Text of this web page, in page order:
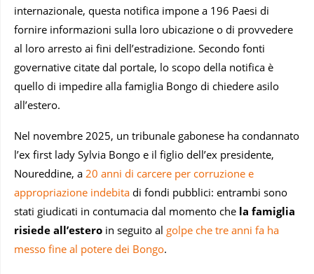
internazionale, questa notifica impone a 196 Paesi di
fornire informazioni sulla loro ubicazione o di provvedere
al loro arresto ai fini dell’estradizione. Secondo fonti
governative citate dal portale, lo scopo della notifica è
quello di impedire alla famiglia Bongo di chiedere asilo
all’estero.
Nel novembre 2025, un tribunale gabonese ha condannato
l’ex first lady Sylvia Bongo e il figlio dell’ex presidente,
Noureddine, a 20 anni di carcere per corruzione e
appropriazione indebita di fondi pubblici: entrambi sono
stati giudicati in contumacia dal momento che la famiglia
risiede all’estero in seguito al golpe che tre anni fa ha
messo fine al potere dei Bongo.